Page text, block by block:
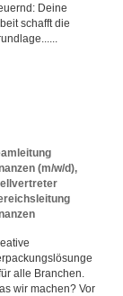
Deine
schafft die
(m/w/d),
alle Branchen.
wir machen? Vor